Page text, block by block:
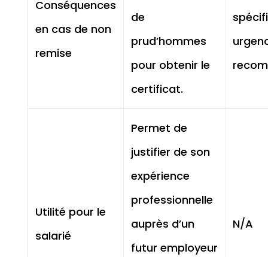
Conséquences
en cas de non
remise
de
prud’hommes
pour obtenir le
certificat.
Utilité pour le
salarié
Permet de
justifier de son
expérience
professionnelle
auprès d’un
futur employeur
N/A